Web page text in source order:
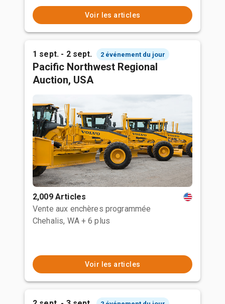
Voir les articles
1 sept. - 2 sept. 2 événement du jour
Pacific Northwest Regional
Auction, USA
2,009 Articles
Vente aux enchères programmée
Chehalis, WA + 6 plus
Voir les articles